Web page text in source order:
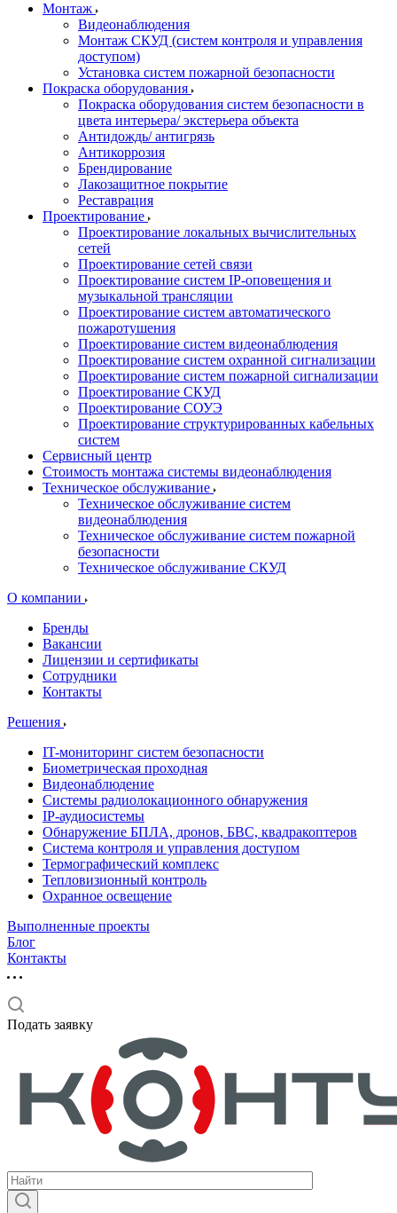
Монтаж
Видеонаблюдения
Монтаж СКУД (систем контроля и управления
доступом)
Установка систем пожарной безопасности
Покраска оборудования
Покраска оборудования систем безопасности в
цвета интерьера/ экстерьера объекта
Антидождь/ антигрязь
Антикоррозия
Брендирование
Лакозащитное покрытие
Реставрация
Проектирование
Проектирование локальных вычислительных
сетей
Проектирование сетей связи
Проектирование систем IP-оповещения и
музыкальной трансляции
Проектирование систем автоматического
пожаротушения
Проектирование систем видеонаблюдения
Проектирование систем охранной сигнализации
Проектирование систем пожарной сигнализации
Проектирование СКУД
Проектирование СОУЭ
Проектирование структурированных кабельных
систем
Сервисный центр
Стоимость монтажа системы видеонаблюдения
Техническое обслуживание
Техническое обслуживание систем
видеонаблюдения
Техническое обслуживание систем пожарной
безопасности
Техническое обслуживание СКУД
О компании
Бренды
Вакансии
Лицензии и сертификаты
Сотрудники
Контакты
Решения
IT-мониторинг систем безопасности
Биометрическая проходная
Видеонаблюдение
Системы радиолокационного обнаружения
IP-аудиосистемы
Обнаружение БПЛА, дронов, БВС, квадракоптеров
Система контроля и управления доступом
Термографический комплекс
Тепловизионный контроль
Охранное освещение
Выполненные проекты
Блог
Контакты
Подать заявку